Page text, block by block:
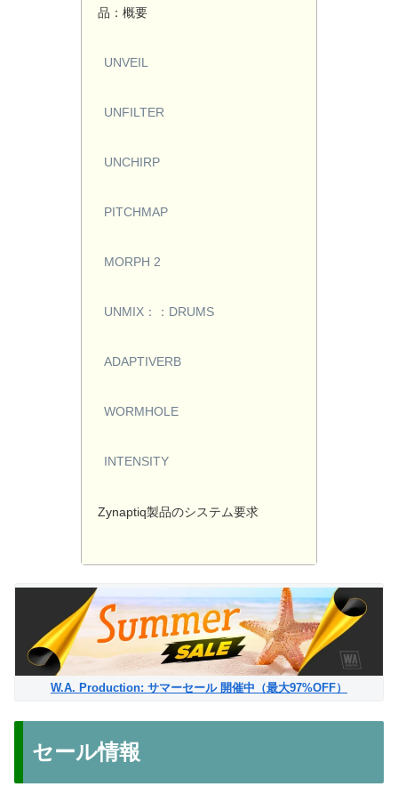
品：概要
UNVEIL
UNFILTER
UNCHIRP
PITCHMAP
MORPH 2
UNMIX：：DRUMS
ADAPTIVERB
WORMHOLE
INTENSITY
Zynaptiq製品のシステム要求
W.A. Production: サマーセール 開催中（最大97%OFF）
セール情報